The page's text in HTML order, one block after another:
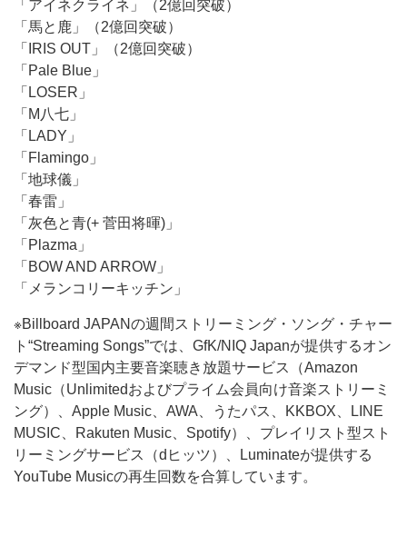
「アイネクライネ」（2億回突破）
「馬と鹿」（2億回突破）
「IRIS OUT」（2億回突破）
「Pale Blue」
「LOSER」
「M八七」
「LADY」
「Flamingo」
「地球儀」
「春雷」
「灰色と青(+ 菅田将暉)」
「Plazma」
「BOW AND ARROW」
「メランコリーキッチン」
※Billboard JAPANの週間ストリーミング・ソング・チャー
ト“Streaming Songs”では、GfK/NIQ Japanが提供するオン
デマンド型国内主要音楽聴き放題サービス（Amazon
Music（Unlimitedおよびプライム会員向け音楽ストリーミ
ング）、Apple Music、AWA、うたパス、KKBOX、LINE
MUSIC、Rakuten Music、Spotify）、プレイリスト型スト
リーミングサービス（dヒッツ）、Luminateが提供する
YouTube Musicの再生回数を合算しています。